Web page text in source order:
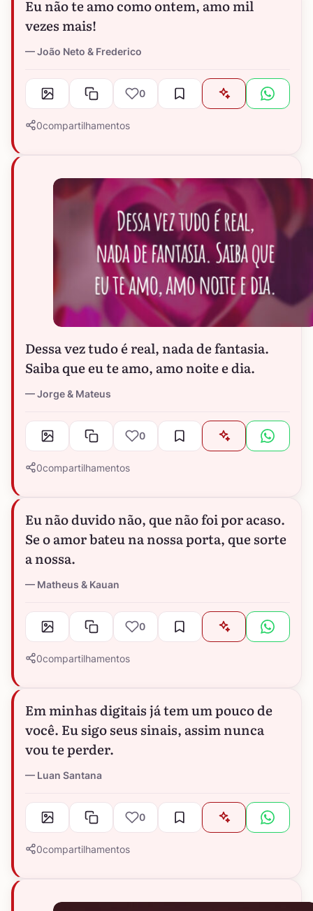
Eu não te amo como ontem, amo mil
vezes mais!
João Neto & Frederico
0
0compartilhamentos
Dessa vez tudo é real, nada de fantasia.
Saiba que eu te amo, amo noite e dia.
Jorge & Mateus
0
0compartilhamentos
Eu não duvido não, que não foi por acaso.
Se o amor bateu na nossa porta, que sorte
a nossa.
Matheus & Kauan
0
0compartilhamentos
Em minhas digitais já tem um pouco de
você. Eu sigo seus sinais, assim nunca
vou te perder.
Luan Santana
0
0compartilhamentos